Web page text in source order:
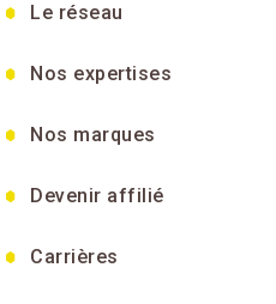
Le réseau
Nos expertises
Nos marques
Devenir affilié
Carrières